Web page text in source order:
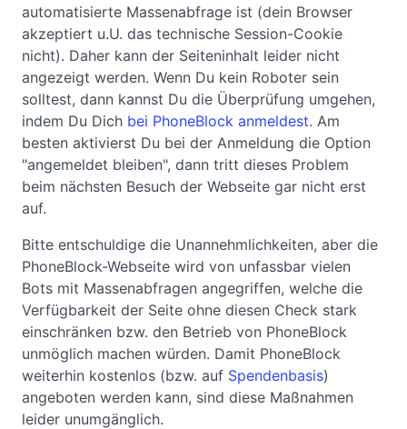
automatisierte Massenabfrage ist (dein Browser
akzeptiert u.U. das technische Session-Cookie
nicht). Daher kann der Seiteninhalt leider nicht
angezeigt werden. Wenn Du kein Roboter sein
solltest, dann kannst Du die Überprüfung umgehen,
indem Du Dich bei PhoneBlock anmeldest. Am
besten aktivierst Du bei der Anmeldung die Option
"angemeldet bleiben", dann tritt dieses Problem
beim nächsten Besuch der Webseite gar nicht erst
auf.
Bitte entschuldige die Unannehmlichkeiten, aber die
PhoneBlock-Webseite wird von unfassbar vielen
Bots mit Massenabfragen angegriffen, welche die
Verfügbarkeit der Seite ohne diesen Check stark
einschränken bzw. den Betrieb von PhoneBlock
unmöglich machen würden. Damit PhoneBlock
weiterhin kostenlos (bzw. auf Spendenbasis)
angeboten werden kann, sind diese Maßnahmen
leider unumgänglich.